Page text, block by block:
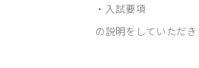
・入試要項
の説明をしていただき